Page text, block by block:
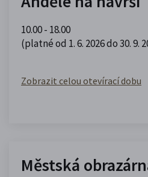
10.00 - 18.00
(platné od 1. 6. 2026 do 30. 9.
Zobrazit celou otevírací dobu
Městská